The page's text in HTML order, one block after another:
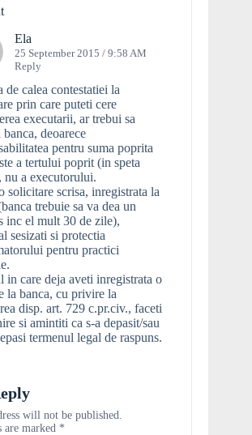
Ela
25 September 2015 / 9:58 AM
Reply
de calea contestatiei la
prin care puteti cere
executarii, ar trebui sa
banca, deoarece
pentru suma poprita
a tertului poprit (in speta
nu a executorului.
solicitare scrisa, inregistrata la
trebuie sa va dea un
inc el mult 30 de zile),
sesizati si protectia
pentru practici
in care deja aveti inregistrata o
la banca, cu privire la
disp. art. 729 c.pr.civ., faceti
si amintiti ca s-a depasit/sau
termenul legal de raspuns.
will not be published.
marked *